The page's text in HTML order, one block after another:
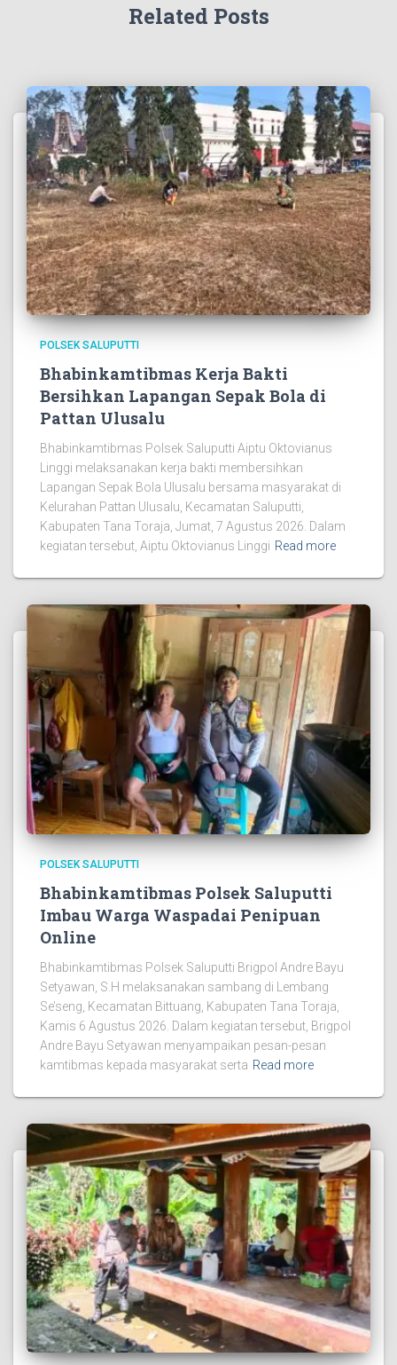
Related Posts
POLSEK SALUPUTTI
Bhabinkamtibmas Kerja Bakti
Bersihkan Lapangan Sepak Bola di
Pattan Ulusalu
Bhabinkamtibmas Polsek Saluputti Aiptu Oktovianus
Linggi melaksanakan kerja bakti membersihkan
Lapangan Sepak Bola Ulusalu bersama masyarakat di
Kelurahan Pattan Ulusalu, Kecamatan Saluputti,
Kabupaten Tana Toraja, Jumat, 7 Agustus 2026. Dalam
kegiatan tersebut, Aiptu Oktovianus Linggi Read more
POLSEK SALUPUTTI
Bhabinkamtibmas Polsek Saluputti
Imbau Warga Waspadai Penipuan
Online
Bhabinkamtibmas Polsek Saluputti Brigpol Andre Bayu
Setyawan, S.H melaksanakan sambang di Lembang
Se’seng, Kecamatan Bittuang, Kabupaten Tana Toraja,
Kamis 6 Agustus 2026. Dalam kegiatan tersebut, Brigpol
Andre Bayu Setyawan menyampaikan pesan-pesan
kamtibmas kepada masyarakat serta Read more